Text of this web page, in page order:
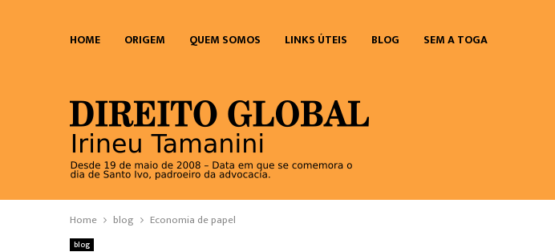
HOME ORIGEM QUEM SOMOS LINKS ÚTEIS BLOG SEM A TOGA
Home blog Economia de papel
blog